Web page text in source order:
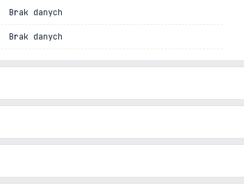
Brak danych
Brak danych